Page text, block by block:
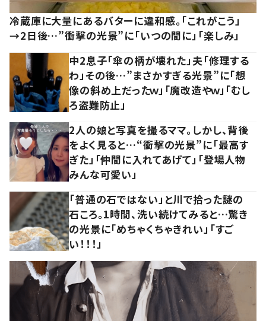
冷蔵庫に大量にあるバターに違和感。「これがこう」
→2日後…”衝撃の光景”に「いつの間に」「楽しみ」
中2息子「傘の柄が壊れた」夫「修理する
わ」その後…”まさかすぎる光景”に「想
像の斜め上だったｗ」「魔改造やｗ」「むし
ろ盗難防止」
2人の娘と写真を撮るママ。しかし、背後
をよく見ると…“衝撃の光景”に「最高す
ぎた」「仲間に入れてあげて」「登場人物
みんな可愛い」
「普通の石ではない」と川で拾った謎の
石ころ。1時間、洗い続けてみると…驚き
の光景に「めちゃくちゃきれい」「すご
い！！！」